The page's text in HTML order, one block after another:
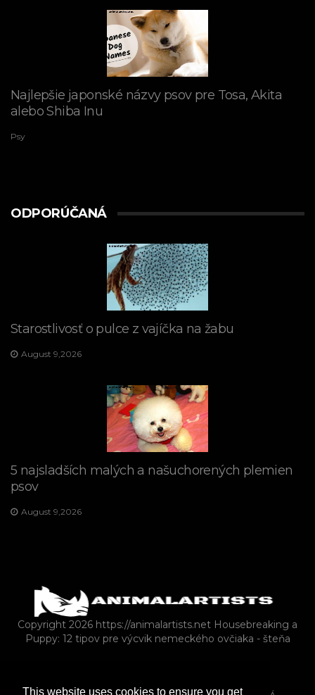
This website uses cookies to ensure you get
Najlepšie japonské názvy psov pre Tosa, Akita
alebo Shiba Inu
Psy
ODPORÚČANÁ
Starostlivosť o pulce z vajíčka na žabu
August 9,2026
5 najsladších malých a našuchorených plemien
psov
August 9,2026
Copyright 2026 https://animalartists.net Housebreaking a
Puppy: 12 tipov pre výcvik nemeckého ovčiaka - šteňa